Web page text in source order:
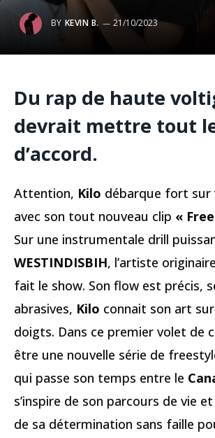
BY KEVIN B. 21/10/2023
Du rap de haute
devrait mettre tout
d’accord.
Attention, Kilo débarque fort sur
avec son tout nouveau clip «
Sur une instrumentale drill
WESTINDISBIH, l’artiste
fait le show. Son flow est précis,
abrasives, Kilo connait son art
doigts. Dans ce premier volet de
être une nouvelle série de
qui passe son temps entre le
s’inspire de son parcours de vie
de sa détermination sans faille